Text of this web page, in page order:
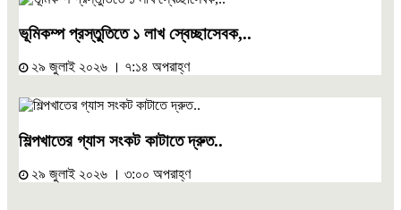
ভূমিকম্প প্রস্তুতিতে ১ লাখ স্বেচ্ছাসেবক,..
২৯ জুলাই ২০২৬ । ৭:১৪ অপরাহ্ণ
শিল্পখাতের গ্যাস সংকট কাটাতে দ্রুত..
২৯ জুলাই ২০২৬ । ৩:০০ অপরাহ্ণ